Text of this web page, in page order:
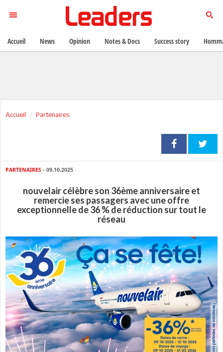
Accueil Partenaires
PARTENAIRES - 09.10.2025
nouvelair célèbre son 36ème anniversaire et
remercie ses passagers avec une offre
exceptionnelle de 36 % de réduction sur tout le
réseau
Accueil News Opinion Notes & Docs Success story